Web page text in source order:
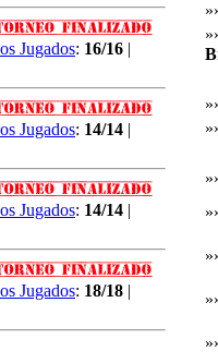
Jugados: 16/16 |
Jugados: 14/14 |
Jugados: 14/14 |
Jugados: 18/18 |